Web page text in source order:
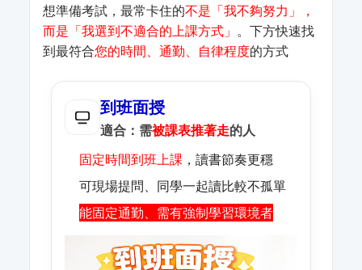
想準備考試，最常卡住的不是「我不夠努力」，
而是「我選到不適合的上課方式」 。下方快速找
到最符合您的時間、通勤、自律程度的方式
到班面授
適合：需被課表推著走的人
固定時間到班上課，讀書節奏更穩
可現場提問、同學一起讀比較不孤單
能固定通勤、需有強制學習環境者